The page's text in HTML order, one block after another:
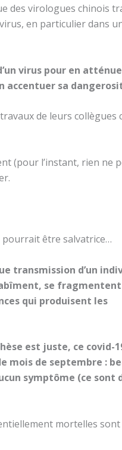
des virologues chinois
en particulier dans
virus pour en
accentuer sa
de leurs collègues
(pour l’instant, rien ne
pourrait être salvatrice…
transmission d’un
se
qui produisent les
est juste, ce covid-
mois de septembre :
symptôme (ce sont
mortelles